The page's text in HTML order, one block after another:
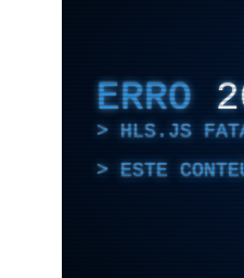
ERRO
HLS.JS
ESTE